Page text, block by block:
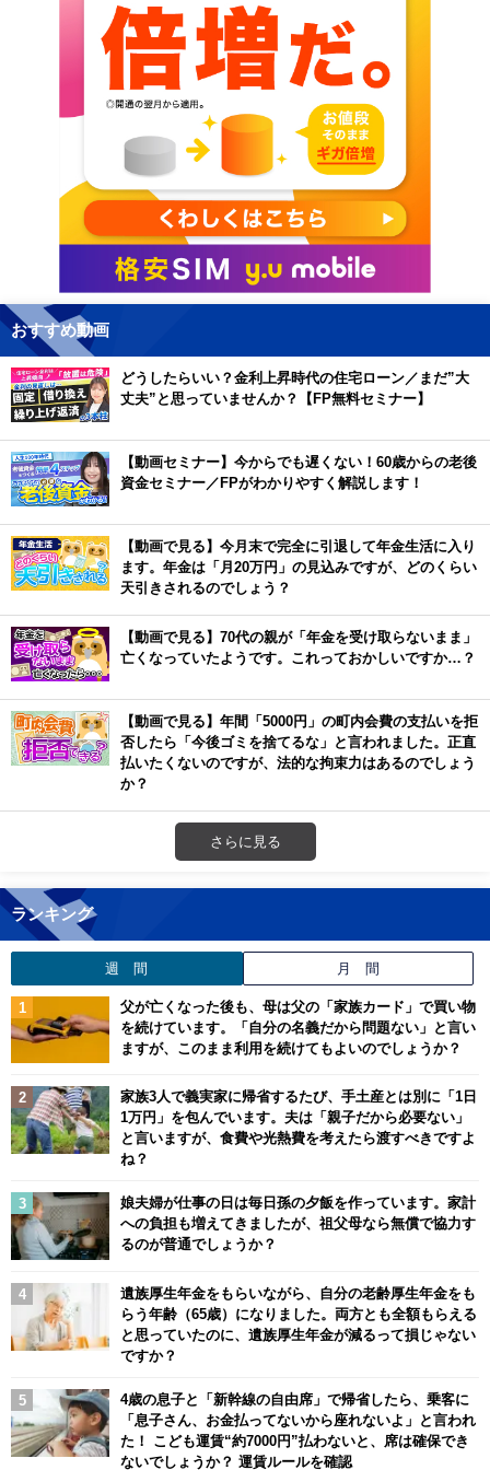
おすすめ動画
どうしたらいい？金利上昇時代の住宅ローン／まだ”大
丈夫”と思っていませんか？【FP無料セミナー】
【動画セミナー】今からでも遅くない！60歳からの老後
資金セミナー／FPがわかりやすく解説します！
【動画で見る】今月末で完全に引退して年金生活に入り
ます。年金は「月20万円」の見込みですが、どのくらい
天引きされるのでしょう？
【動画で見る】70代の親が「年金を受け取らないまま」
亡くなっていたようです。これっておかしいですか…？
【動画で見る】年間「5000円」の町内会費の支払いを拒
否したら「今後ゴミを捨てるな」と言われました。正直
払いたくないのですが、法的な拘束力はあるのでしょう
か？
さらに見る
ランキング
週 間 月 間
父が亡くなった後も、母は父の「家族カード」で買い物
を続けています。「自分の名義だから問題ない」と言い
ますが、このまま利用を続けてもよいのでしょうか？
家族3人で義実家に帰省するたび、手土産とは別に「1日
1万円」を包んでいます。夫は「親子だから必要ない」
と言いますが、食費や光熱費を考えたら渡すべきですよ
ね？
娘夫婦が仕事の日は毎日孫の夕飯を作っています。家計
への負担も増えてきましたが、祖父母なら無償で協力す
るのが普通でしょうか？
遺族厚生年金をもらいながら、自分の老齢厚生年金をも
らう年齢（65歳）になりました。両方とも全額もらえる
と思っていたのに、遺族厚生年金が減るって損じゃない
ですか？
4歳の息子と「新幹線の自由席」で帰省したら、乗客に
「息子さん、お金払ってないから座れないよ」と言われ
た！ こども運賃“約7000円”払わないと、席は確保でき
ないでしょうか？ 運賃ルールを確認